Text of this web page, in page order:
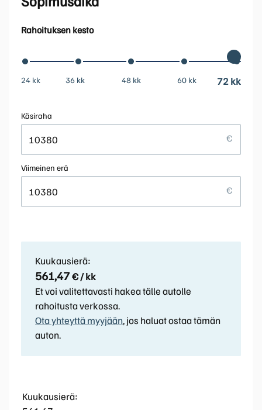
Rahoituksen kesto
24 kk 36 kk 48 kk 60 kk 72 kk
Käsiraha
Viimeinen erä
Kuukausierä:
Kuukausierä:
561,47€ / kk
Et voi valitettavasti hakea tälle autolle
rahoitusta verkossa.
Ota yhteyttä myyjään, jos haluat ostaa tämän
auton.